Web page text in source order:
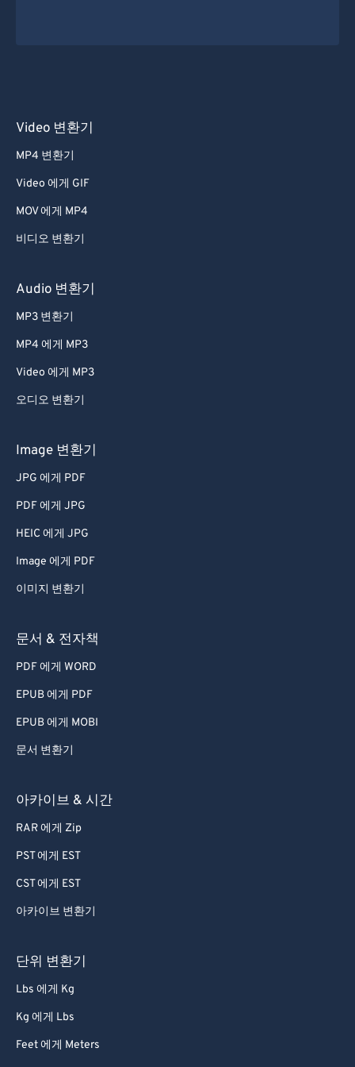
Video 변환기
MP4 변환기
Video 에게 GIF
MOV 에게 MP4
비디오 변환기
Audio 변환기
MP3 변환기
MP4 에게 MP3
Video 에게 MP3
오디오 변환기
Image 변환기
JPG 에게 PDF
PDF 에게 JPG
HEIC 에게 JPG
Image 에게 PDF
이미지 변환기
문서 & 전자책
PDF 에게 WORD
EPUB 에게 PDF
EPUB 에게 MOBI
문서 변환기
아카이브 & 시간
RAR 에게 Zip
PST 에게 EST
CST 에게 EST
아카이브 변환기
단위 변환기
Lbs 에게 Kg
Kg 에게 Lbs
Feet 에게 Meters